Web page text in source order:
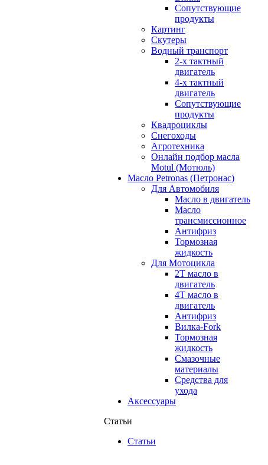
Сопутствующие
продукты
Картинг
Скутеры
Водный транспорт
2-х тактный
двигатель
4-х тактный
двигатель
Сопутствующие
продукты
Квадроциклы
Снегоходы
Агротехника
Онлайн подбор масла
Motul (Мотюль)
Масло Petronas (Петронас)
Для Автомобиля
Масло в двигатель
Масло
трансмиссионное
Антифриз
Тормозная
жидкость
Для Мотоцикла
2Т масло в
двигатель
4Т масло в
двигатель
Антифриз
Вилка-Fork
Тормозная
жидкость
Смазочные
материалы
Средства для
ухода
Аксессуары
Статьи
Статьи